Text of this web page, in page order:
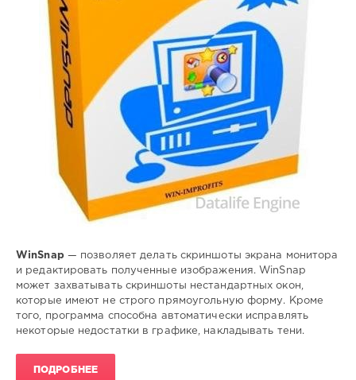
скриншот
экрана
монитора
WinSnap— позволяет делать скриншоты экрана монитора
и редактировать полученные изображения. WinSnap
может захватывать скриншоты нестандартных окон,
которые имеют не строго прямоугольную форму. Кроме
того, программа способна автоматически исправлять
некоторые недостатки в графике, накладывать тени.
ПОДРОБНЕЕ